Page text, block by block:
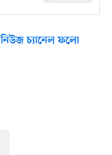
চ্যানেল ফলো